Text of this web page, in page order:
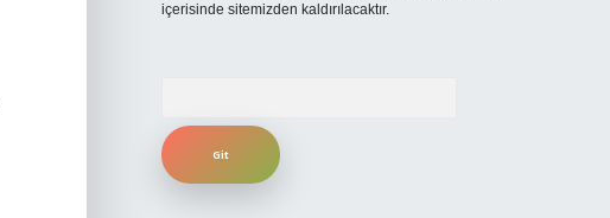
içerisinde sitemizden kaldırılacaktır.